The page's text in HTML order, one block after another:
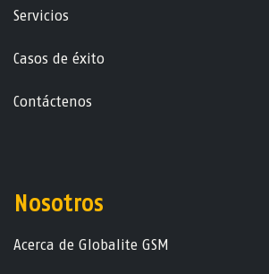
Servicios
Casos de éxito
Contáctenos
Nosotros
Acerca de Globalite GSM